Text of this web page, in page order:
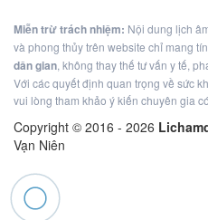
Miễn trừ trách nhiệm: Nội dung lịch
và phong thủy trên website chỉ mang
dân gian, không thay thế tư vấn y tế,
Với các quyết định quan trọng về sức
vui lòng tham khảo ý kiến chuyên gia
Copyright © 2016 - 2026
Vạn Niên